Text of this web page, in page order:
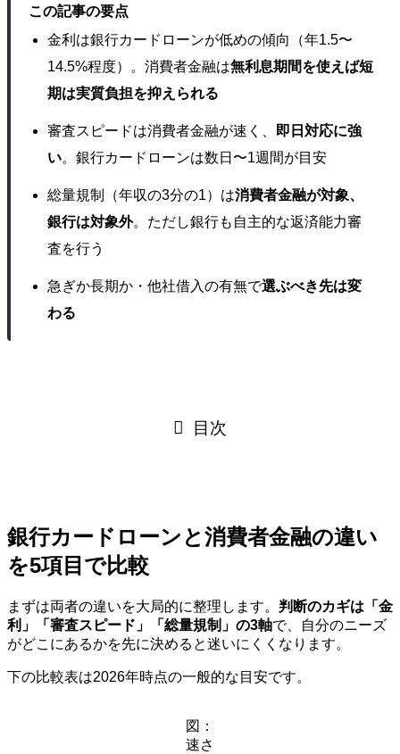
この記事の要点
金利は銀行カードローンが低めの傾向（年1.5〜
14.5%程度）。消費者金融は無利息期間を使えば短
期は実質負担を抑えられる
審査スピードは消費者金融が速く、
即日対応に強
い。銀行カードローンは数日〜1週間が目安
総量規制（年収の3分の1）は消費者金融が対象、
銀行は対象外。ただし銀行も自主的な返済能力審
査を行う
急ぎか長期か・他社借入の有無で選ぶべき先は変
わる
目次
銀行カードローンと消費者金融の違い
を5項目で比較
まずは両者の違いを大局的に整理します。 判断のカギは「金
利」「審査スピード」「総量規制」の3軸で、自分のニーズ
がどこにあるかを先に決めると迷いにくくなります。
下の比較表は2026年時点の一般的な目安です。
図：
速さ